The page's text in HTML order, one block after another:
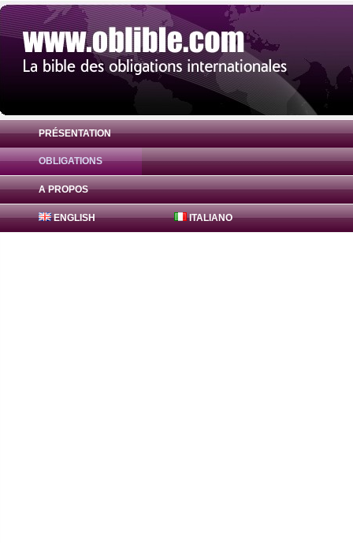
PRÉSENTATION
OBLIGATIONS
A PROPOS
ENGLISH ITALIANO
Obligation Agence Centrale Sécurité